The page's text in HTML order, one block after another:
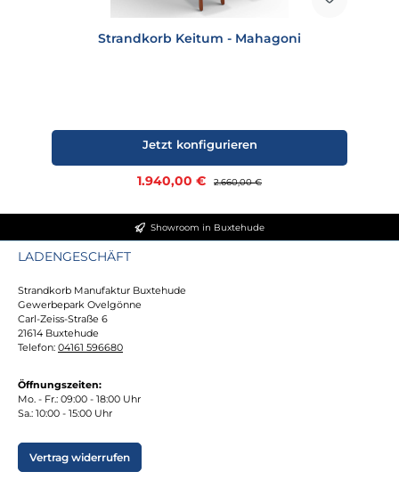
Strandkorb Keitum - Mahagoni
Verkaufspreis:
1.940,00 € Regulärer Preis:
2.660,00 €
Jetzt konfigurieren
Showroom in Buxtehude
LADENGESCHÄFT
Strandkorb Manufaktur Buxtehude
Gewerbepark Ovelgönne
Carl-Zeiss-Straße 6
21614 Buxtehude
Telefon: 04161 596680
Öffnungszeiten:
Mo. - Fr.: 09:00 - 18:00 Uhr
Sa.: 10:00 - 15:00 Uhr
Vertrag widerrufen